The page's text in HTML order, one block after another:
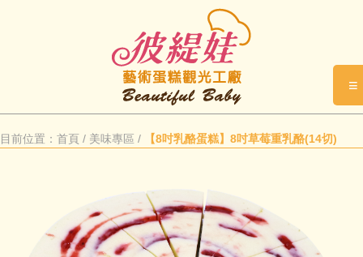
≡
目前位置： 首頁 / 美味專區 / 【8吋乳酪蛋糕】8吋草莓重乳酪(14切)